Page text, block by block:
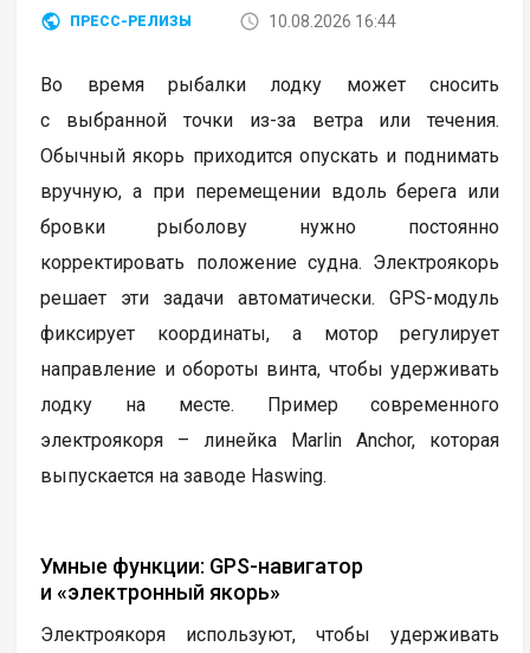
ПРЕСС-РЕЛИЗЫ 10.08.2026 16:44
Во время рыбалки лодку может сносить
с выбранной точки из-за ветра или течения.
Обычный якорь приходится опускать и поднимать
вручную, а при перемещении вдоль берега или
бровки рыболову нужно постоянно
корректировать положение судна. Электроякорь
решает эти задачи автоматически. GPS-модуль
фиксирует координаты, а мотор регулирует
направление и обороты винта, чтобы удерживать
лодку на месте. Пример современного
электроякоря – линейка Marlin Anchor, которая
выпускается на заводе Haswing.
Умные функции: GPS-навигатор
и «электронный якорь»
Электроякоря используют, чтобы удерживать